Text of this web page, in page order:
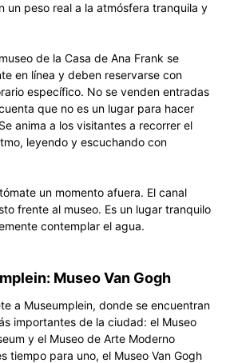
un peso real a la atmósfera tranquila y
de la Casa de Ana Frank se
en línea y deben reservarse con
específico. No se venden entradas
que no es un lugar para hacer
anima a los visitantes a recorrer el
leyendo y escuchando con
un momento afuera. El canal
frente al museo. Es un lugar tranquilo
contemplar el agua.
Museo Van Gogh
a Museumplein, donde se encuentran
importantes de la ciudad: el Museo
y el Museo de Arte Moderno
tiempo para uno, el Museo Van Gogh